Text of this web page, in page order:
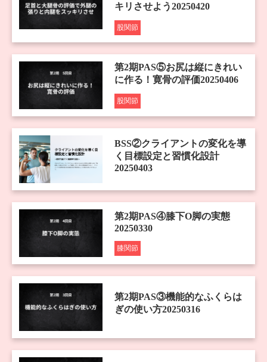
キリさせよう20250420
股関節
第2期PAS⑤お尻は縦にきれい
に作る！寛骨の評価20250406
股関節
BSS②クライアントの変化を導
く目標設定と習慣化設計
20250403
第2期PAS④膝下O脚の実態
20250330
膝関節
第2期PAS③機能的なふくらは
ぎの使い方20250316